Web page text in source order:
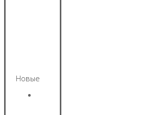
Новые